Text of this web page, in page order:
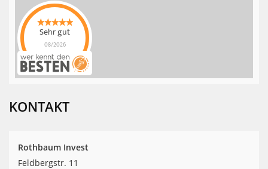
Sehr gut
08/2026
Rothbaum Invest
hat4.9von5
auf
werkenntdenBESTEN.de
KONTAKT
Rothbaum Invest
Feldbergstr. 11